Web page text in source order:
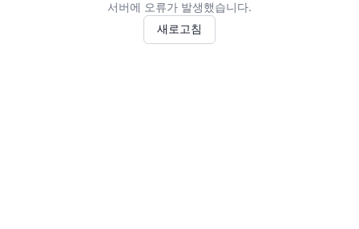
서버에 오류가 발생했습니다.
새로고침